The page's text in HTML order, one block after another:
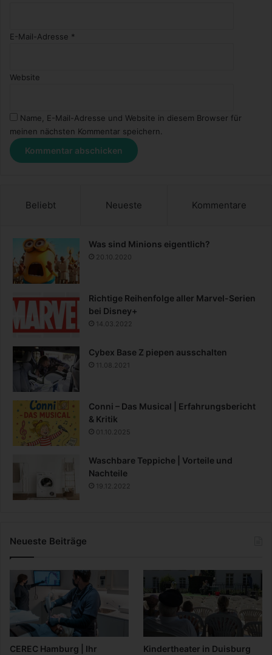
E-Mail-Adresse *
Website
Name, E-Mail-Adresse und Website in diesem Browser für
meinen nächsten Kommentar speichern.
Beliebt Neueste Kommentare
Was sind Minions eigentlich?
20.10.2020
Richtige Reihenfolge aller Marvel-Serien
bei Disney+
14.03.2022
Cybex Base Z piepen ausschalten
11.08.2021
Conni – Das Musical | Erfahrungsbericht
& Kritik
01.10.2025
Waschbare Teppiche | Vorteile und
Nachteile
19.12.2022
Neueste Beiträge
CEREC Hamburg | Ihr
Kindertheater in Duisburg